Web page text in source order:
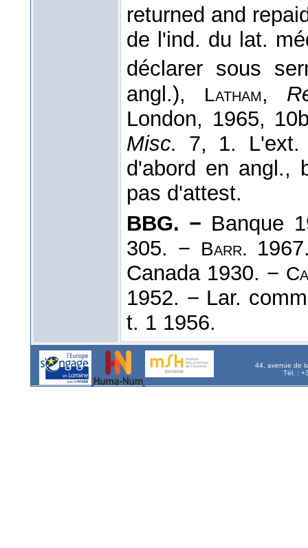
returned and
de l'ind. du lat.
déclarer sous
angl.),
Latham,
London, 1965,
Misc.
7, 1. L'ext.
d'abord en angl.,
pas d'attest.
BBG. − Banque
305. − Barr.
Canada 1930. −
1952. − Lar.
t. 1 1956.
44, avenue de
Tél. :